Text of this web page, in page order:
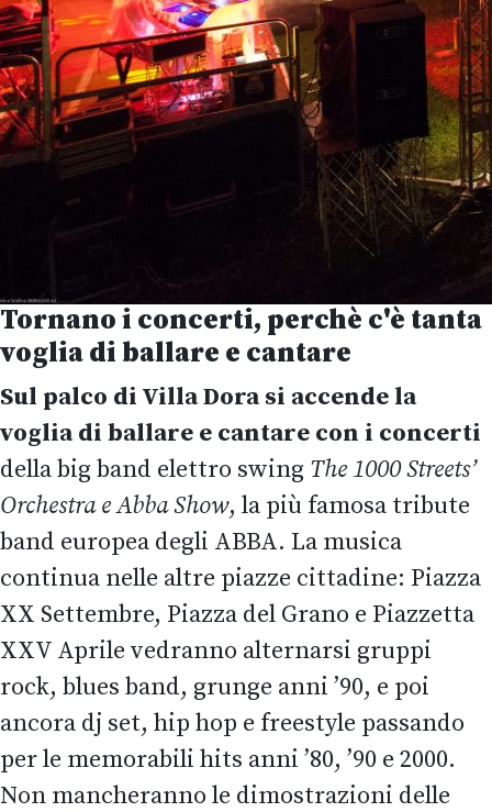
Tornano i concerti, perchè c'è tanta
voglia di ballare e cantare
Sul palco di Villa Dora si accende la
voglia di ballare e cantare con i concerti
della big band elettro swing The 1000 Streets’
Orchestra e Abba Show, la più famosa tribute
band europea degli ABBA. La musica
continua nelle altre piazze cittadine: Piazza
XX Settembre, Piazza del Grano e Piazzetta
XXV Aprile vedranno alternarsi gruppi
rock, blues band, grunge anni ’90, e poi
ancora dj set, hip hop e freestyle passando
per le memorabili hits anni ’80, ’90 e 2000.
Non mancheranno le dimostrazioni delle